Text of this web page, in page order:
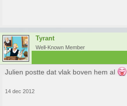
Tyrant
Well-Known Member
Julien postte dat vlak boven hem al
14 dec 2012